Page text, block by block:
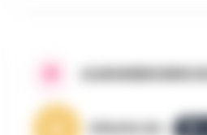
AANGEBODEN